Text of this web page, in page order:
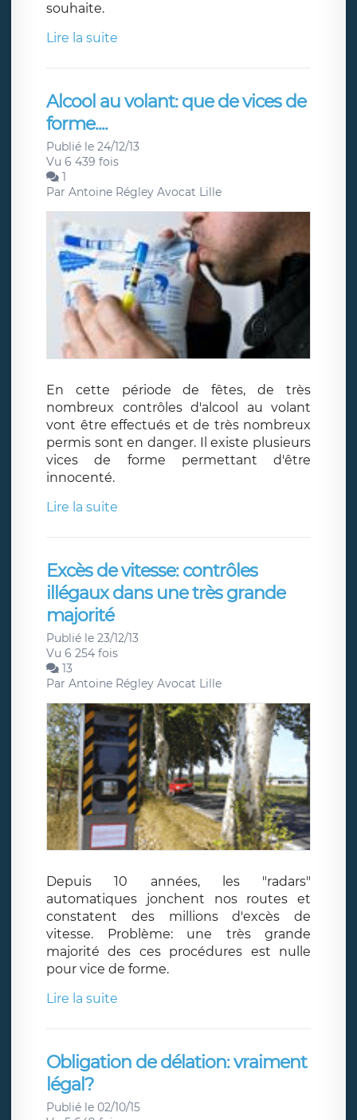
souhaite.
Lire la suite
Alcool au volant: que de vices de
forme....
Publié le 24/12/13
Vu 6 439 fois
1
Par Antoine Régley Avocat Lille
En cette période de fêtes, de très
nombreux contrôles d'alcool au volant
vont être effectués et de très nombreux
permis sont en danger. Il existe plusieurs
vices de forme permettant d'être
innocenté.
Lire la suite
Excès de vitesse: contrôles
illégaux dans une très grande
majorité
Publié le 23/12/13
Vu 6 254 fois
13
Par Antoine Régley Avocat Lille
Depuis 10 années, les "radars"
automatiques jonchent nos routes et
constatent des millions d'excès de
vitesse. Problème: une très grande
majorité des ces procédures est nulle
pour vice de forme.
Lire la suite
Obligation de délation: vraiment
légal?
Publié le 02/10/15